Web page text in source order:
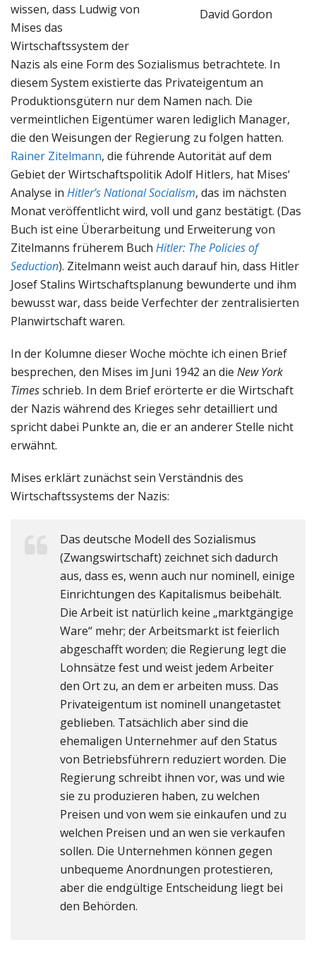
David Gordon
wissen, dass Ludwig von
Mises das
Wirtschaftssystem der
Nazis als eine Form des Sozialismus betrachtete. In
diesem System existierte das Privateigentum an
Produktionsgütern nur dem Namen nach. Die
vermeintlichen Eigentümer waren lediglich Manager,
die den Weisungen der Regierung zu folgen hatten.
Rainer Zitelmann, die führende Autorität auf dem
Gebiet der Wirtschaftspolitik Adolf Hitlers, hat Mises‘
Analyse in Hitler’s National Socialism, das im nächsten
Monat veröffentlicht wird, voll und ganz bestätigt. (Das
Buch ist eine Überarbeitung und Erweiterung von
Zitelmanns früherem Buch Hitler: The Policies of
Seduction). Zitelmann weist auch darauf hin, dass Hitler
Josef Stalins Wirtschaftsplanung bewunderte und ihm
bewusst war, dass beide Verfechter der zentralisierten
Planwirtschaft waren.
In der Kolumne dieser Woche möchte ich einen Brief
besprechen, den Mises im Juni 1942 an die New York
Timesschrieb. In dem Brief erörterte er die Wirtschaft
der Nazis während des Krieges sehr detailliert und
spricht dabei Punkte an, die er an anderer Stelle nicht
erwähnt.
Mises erklärt zunächst sein Verständnis des
Wirtschaftssystems der Nazis:
Das deutsche Modell des Sozialismus
(Zwangswirtschaft) zeichnet sich dadurch
aus, dass es, wenn auch nur nominell, einige
Einrichtungen des Kapitalismus beibehält.
Die Arbeit ist natürlich keine „marktgängige
Ware“ mehr; der Arbeitsmarkt ist feierlich
abgeschafft worden; die Regierung legt die
Lohnsätze fest und weist jedem Arbeiter
den Ort zu, an dem er arbeiten muss. Das
Privateigentum ist nominell unangetastet
geblieben. Tatsächlich aber sind die
ehemaligen Unternehmer auf den Status
von Betriebsführern reduziert worden. Die
Regierung schreibt ihnen vor, was und wie
sie zu produzieren haben, zu welchen
Preisen und von wem sie einkaufen und zu
welchen Preisen und an wen sie verkaufen
sollen. Die Unternehmen können gegen
unbequeme Anordnungen protestieren,
aber die endgültige Entscheidung liegt bei
den Behörden.